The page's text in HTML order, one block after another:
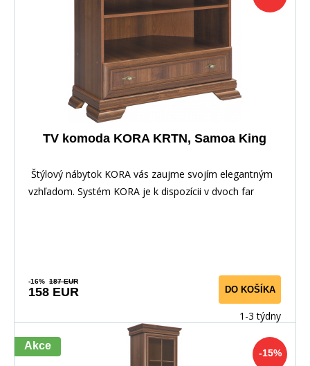
TV komoda KORA KRTN, Samoa King
Štýlový nábytok KORA vás zaujme svojím elegantným
vzhľadom. Systém KORA je k dispozícii v dvoch far
-16% 187 EUR
158 EUR DO KOŠÍKA
1-3 týdny
-15%
Akce